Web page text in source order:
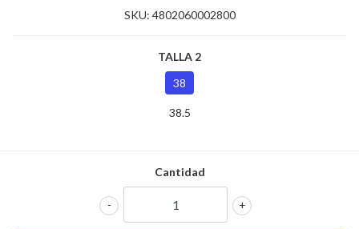
SKU: 4802060002800
TALLA 2
38
38.5
Cantidad
+
-